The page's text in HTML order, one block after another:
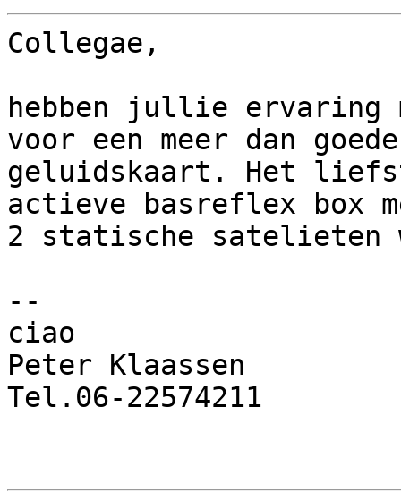
Collegae,
hebben jullie ervaring
voor een meer dan
geluidskaart. Het
actieve basreflex box
2 statische satelieten
--
ciao
Peter Klaassen
Tel.06-22574211